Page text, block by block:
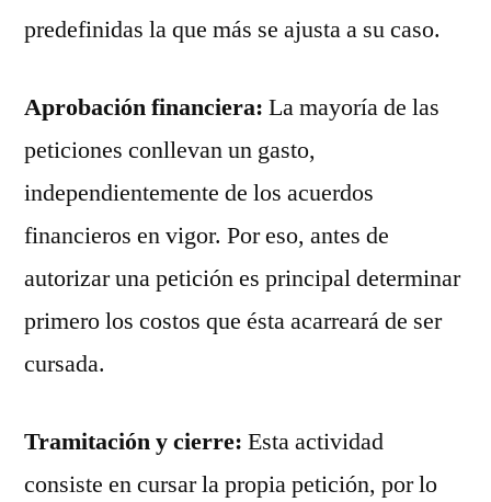
predefinidas la que más se ajusta a su caso.
Aprobación financiera: La mayoría de las
peticiones conllevan un gasto,
independientemente de los acuerdos
financieros en vigor. Por eso, antes de
autorizar una petición es principal determinar
primero los costos que ésta acarreará de ser
cursada.
Tramitación y cierre: Esta actividad
consiste en cursar la propia petición, por lo